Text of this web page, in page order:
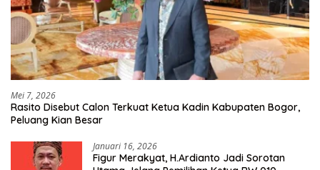
Mei 7, 2026
Rasito Disebut Calon Terkuat Ketua Kadin Kabupaten Bogor,
Peluang Kian Besar
Januari 16, 2026
Figur Merakyat, H.Ardianto Jadi Sorotan